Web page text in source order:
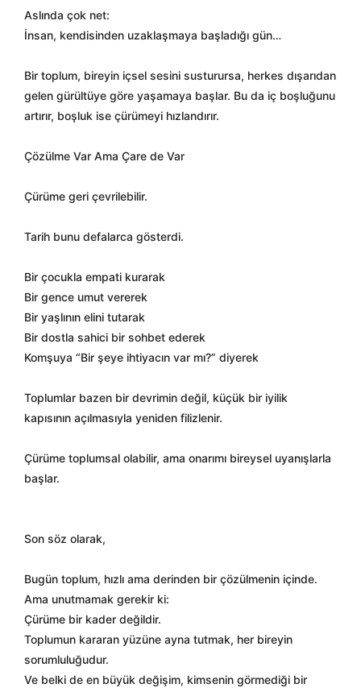
Aslında çok net:
İnsan, kendisinden uzaklaşmaya başladığı gün…
Bir toplum, bireyin içsel sesini susturursa, herkes dışarıdan
gelen gürültüye göre yaşamaya başlar. Bu da iç boşluğunu
artırır, boşluk ise çürümeyi hızlandırır.
Çözülme Var Ama Çare de Var
Çürüme geri çevrilebilir.
Tarih bunu defalarca gösterdi.
Bir çocukla empati kurarak
Bir gence umut vererek
Bir yaşlının elini tutarak
Bir dostla sahici bir sohbet ederek
Komşuya “Bir şeye ihtiyacın var mı?” diyerek
Toplumlar bazen bir devrimin değil, küçük bir iyilik
kapısının açılmasıyla yeniden filizlenir.
Çürüme toplumsal olabilir, ama onarımı bireysel uyanışlarla
başlar.
Son söz olarak,
Bugün toplum, hızlı ama derinden bir çözülmenin içinde.
Ama unutmamak gerekir ki:
Çürüme bir kader değildir.
Toplumun kararan yüzüne ayna tutmak, her bireyin
sorumluluğudur.
Ve belki de en büyük değişim, kimsenin görmediği bir